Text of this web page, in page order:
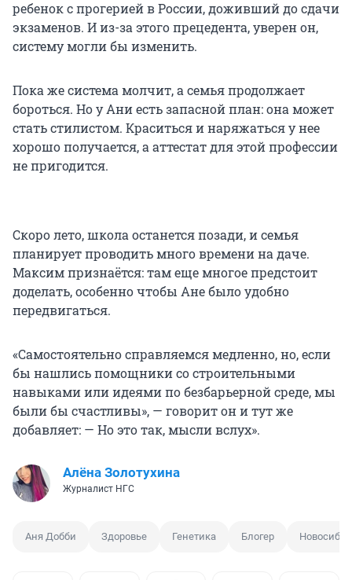
ребенок с прогерией в России, доживший до сдачи
экзаменов. И из-за этого прецедента, уверен он,
систему могли бы изменить.
Пока же система молчит, а семья продолжает
бороться. Но у Ани есть запасной план: она может
стать стилистом. Краситься и наряжаться у нее
хорошо получается, а аттестат для этой профессии
не пригодится.
Скоро лето, школа останется позади, и семья
планирует проводить много времени на даче.
Максим признаётся: там еще многое предстоит
доделать, особенно чтобы Ане было удобно
передвигаться.
«Самостоятельно справляемся медленно, но, если
бы нашлись помощники со строительными
навыками или идеями по безбарьерной среде, мы
были бы счастливы», — говорит он и тут же
добавляет: — Но это так, мысли вслух».
Алёна Золотухина
Журналист НГС
Аня Добби Здоровье Генетика Блогер